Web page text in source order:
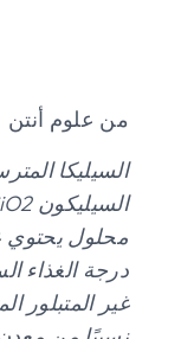
من علوم أنتن
السيليكا
محلول يحتوي
درجة الغذاء
غير المتبلور